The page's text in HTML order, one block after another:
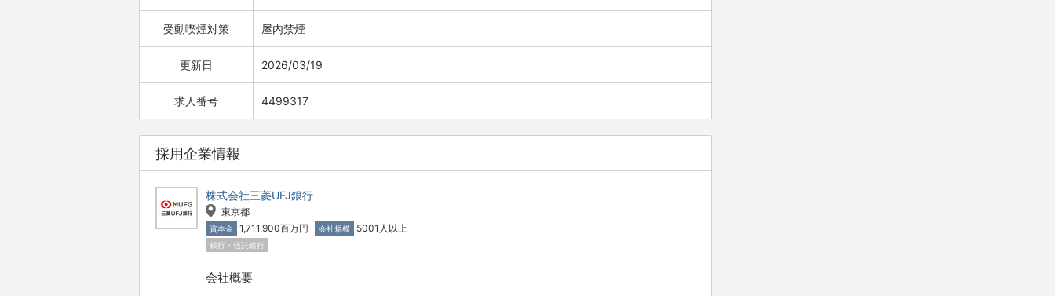
受動喫煙対策 屋内禁煙
更新日 2026/03/19
求人番号 4499317
採用企業情報
株式会社三菱UFJ銀行
東京都
資本金 1,711,900百万円 会社規模 5001人以上
銀行・信託銀行
会社概要